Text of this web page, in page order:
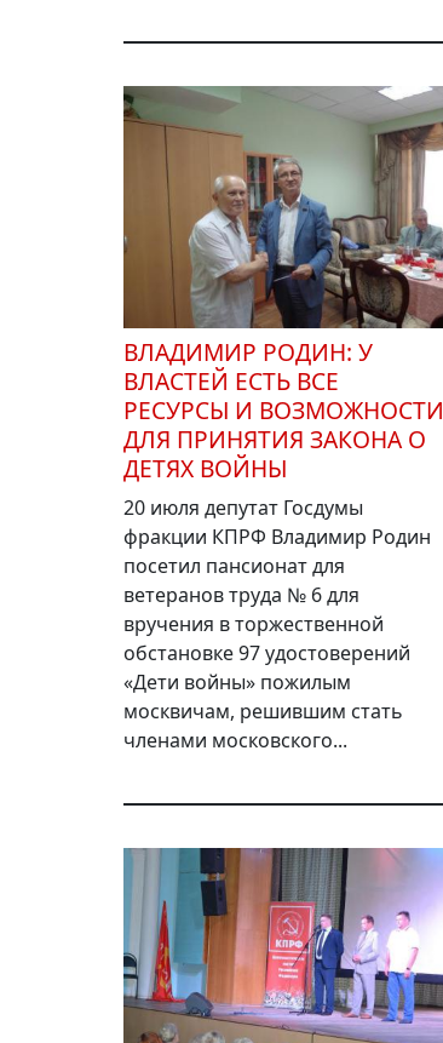
ВЛАДИМИР РОДИН: У
ВЛАСТЕЙ ЕСТЬ ВСЕ
РЕСУРСЫ И ВОЗМОЖНОСТИ
ДЛЯ ПРИНЯТИЯ ЗАКОНА О
ДЕТЯХ ВОЙНЫ
20 июля депутат Госдумы
фракции КПРФ Владимир Родин
посетил пансионат для
ветеранов труда № 6 для
вручения в торжественной
обстановке 97 удостоверений
«Дети войны» пожилым
москвичам, решившим стать
членами московского...